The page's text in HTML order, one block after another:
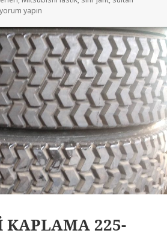
VE 225/75R17.5 DİŞLİ LASTİKLER için
yapın
KAPLAMA 225-